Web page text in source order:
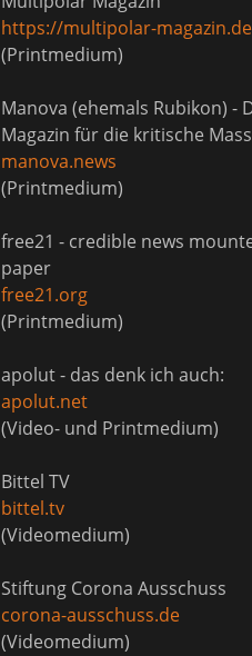
https://multipolar-
(Printmedium)
Manova (ehemals Rubikon) -
Magazin für die kritische
manova.news
(Printmedium)
free21 - credible news
paper
free21.org
(Printmedium)
apolut - das denk ich auch:
apolut.net
(Video- und Printmedium)
Bittel TV
bittel.tv
(Videomedium)
Stiftung Corona Ausschuss
corona-ausschuss.de
(Videomedium)